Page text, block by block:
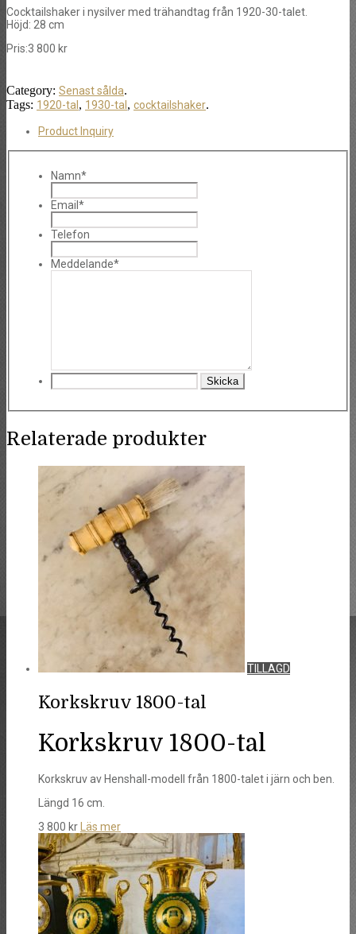
Cocktailshaker i nysilver med trähandtag från 1920-30-talet.
Höjd: 28 cm
Pris:3 800 kr
Category: Senast sålda.
Tags: 1920-tal , 1930-tal , cocktailshaker.
Product Inquiry
Namn*
Email*
Telefon
Meddelande*
Relaterade produkter
TILLAGD
Korkskruv 1800-tal
Korkskruv 1800-tal
Korkskruv av Henshall-modell från 1800-talet i järn och ben.
Längd 16 cm.
3 800 krLäs mer